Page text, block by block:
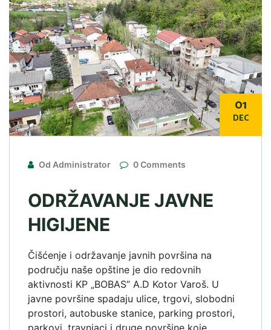
01
DEC
Od Administrator 0 Comments
ODRŽAVANJE JAVNE
HIGIJENE
Čišćenje i održavanje javnih površina na
području naše opštine je dio redovnih
aktivnosti KP „BOBAS“ A.D Kotor Varoš. U
javne površine spadaju ulice, trgovi, slobodni
prostori, autobuske stanice, parking prostori,